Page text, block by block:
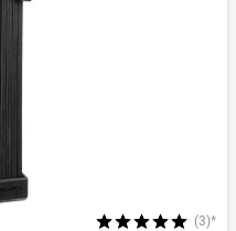
(3)*